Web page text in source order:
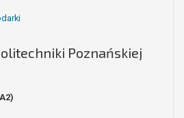
Poznańskiej